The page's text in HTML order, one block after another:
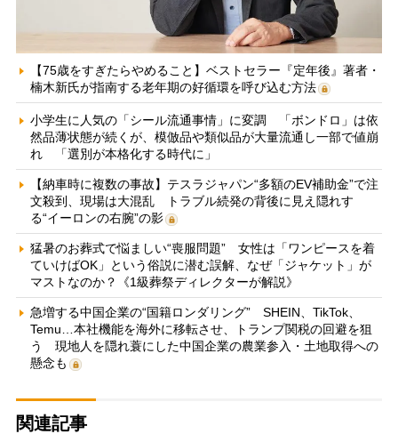
【75歳をすぎたらやめること】ベストセラー『定年後』著者・
楠木新氏が指南する老年期の好循環を呼び込む方法
小学生に人気の「シール流通事情」に変調 「ボンドロ」は依
然品薄状態が続くが、模倣品や類似品が大量流通し一部で値崩
れ 「選別が本格化する時代に」
【納車時に複数の事故】テスラジャパン“多額のEV補助金”で注
文殺到、現場は大混乱 トラブル続発の背後に見え隠れす
る“イーロンの右腕”の影
猛暑のお葬式で悩ましい“喪服問題” 女性は「ワンピースを着
ていけばOK」という俗説に潜む誤解、なぜ「ジャケット」が
マストなのか？《1級葬祭ディレクターが解説》
急増する中国企業の“国籍ロンダリング” SHEIN、TikTok、
Temu…本社機能を海外に移転させ、トランプ関税の回避を狙
う 現地人を隠れ蓑にした中国企業の農業参入・土地取得への
懸念も
関連記事